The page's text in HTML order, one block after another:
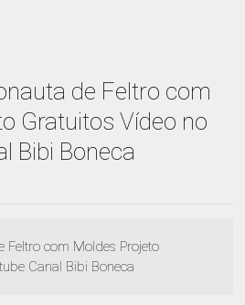
de Feltro com
Gratuitos Vídeo no
Bibi Boneca
Feltro com Moldes Projeto
Canal Bibi Boneca